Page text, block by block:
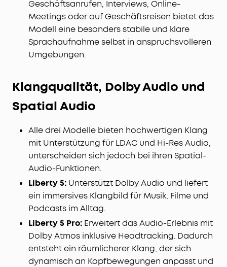
Geschäftsanrufen, Interviews, Online-
Meetings oder auf Geschäftsreisen bietet das
Modell eine besonders stabile und klare
Sprachaufnahme selbst in anspruchsvolleren
Umgebungen.
Klangqualität, Dolby Audio und
Spatial Audio
Alle drei Modelle bieten hochwertigen Klang
mit Unterstützung für LDAC und Hi-Res Audio,
unterscheiden sich jedoch bei ihren Spatial-
Audio-Funktionen.
Liberty 5: Unterstützt Dolby Audio und liefert
ein immersives Klangbild für Musik, Filme und
Podcasts im Alltag.
Liberty 5 Pro: Erweitert das Audio-Erlebnis mit
Dolby Atmos inklusive Headtracking. Dadurch
entsteht ein räumlicherer Klang, der sich
dynamisch an Kopfbewegungen anpasst und